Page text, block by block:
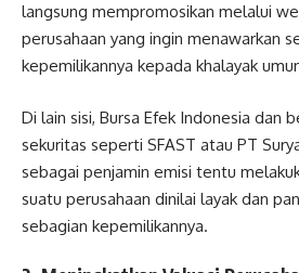
langsung mempromosikan melalui
perusahaan yang ingin menawarkan
kepemilikannya kepada khalayak
Di lain sisi, Bursa Efek Indonesia dan
sekuritas seperti SFAST atau PT
sebagai penjamin emisi tentu
suatu perusahaan dinilai layak dan
sebagian kepemilikannya.